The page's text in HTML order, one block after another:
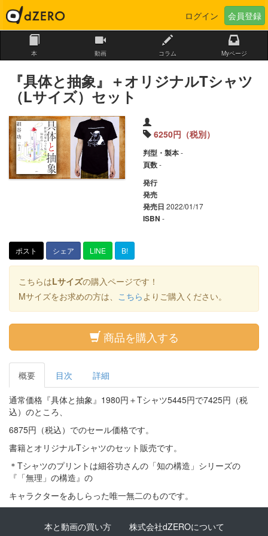
本 動画 コラム Myページ
『具体と抽象』＋オリジナルTシャツ
（Lサイズ）セット
6250円（税別）
判型・製本-
頁数-
発行
発売
発売日 2022/01/17
ISBN -
ポスト シェア LINE B!
こちらはLサイズの購入ページです！
Mサイズをお求めの方は、 こちらよりご購入ください。
商品を購入する
概要 目次 詳細
通常価格『具体と抽象』1980円＋Tシャツ5445円で7425円（税
込）のところ、
6875円（税込）でのセール価格です。
書籍とオリジナルTシャツのセット販売です。
＊Tシャツのプリントは細谷功さんの「知の構造」シリーズの
『「無理」の構造』の
キャラクターをあしらった唯一無二のものです。
本と動画の買い方 株式会社dZEROについて